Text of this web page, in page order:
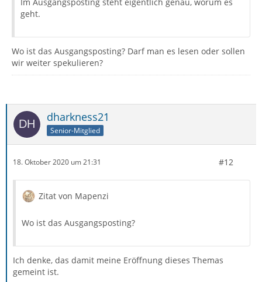
geht.
Wo ist das Ausgangsposting? Darf man es lesen oder sollen
wir weiter spekulieren?
dharkness21
Senior-Mitglied
18. Oktober 2020 um 21:31 #12
Zitat von Mapenzi
Wo ist das Ausgangsposting?
Ich denke, das damit meine Eröffnung dieses Themas
gemeint ist.